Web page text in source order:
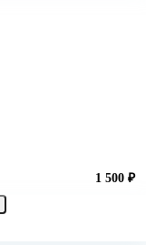
1 500 ₽